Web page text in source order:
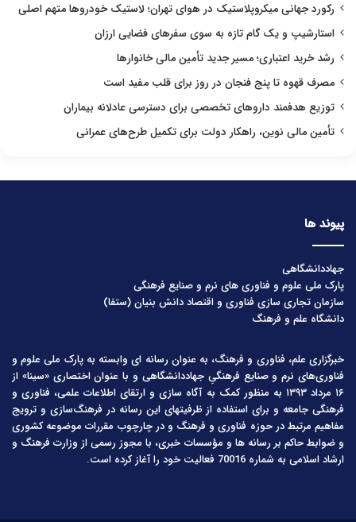
رکورد جهانی میکروپلاستیک در هوای تهران؛ لاستیک خودروها متهم اصلی
استارشیپ و یک گام تازه به سوی سفرهای فضایی ارزان
رشد خرید اعتباری؛ مسیر جدید تأمین مالی خانوارها
مصرف قهوه تا پنج فنجان در روز برای قلب مفید است
توزیع هدفمند داروهای تخصصی برای دسترسی عادلانه بیماران
تأمین مالی نوین، راهکار دولت برای تکمیل طرح‌های عمرانی
پیوند ها
جهاددانشگاهی
پارک ملی علوم و فناوری های نرم و صنایع فرهنگی
سازمان تجاری سازی فناوری و اقتصاد دانش بنیان (ستفا)
دانشگاه علم و فرهنگ
خبرگزاری علم، فناوری و فرهنگ، به عنوان رسانه ای وابسته به پارک ملی علوم و
فناوری‌های نرم و صنایع فرهنگیِ جهاددانشگاهی و با عنوان اختصاری «سینا» از
۱۶ مرداد ۱۳۹۳ به منظور کمک به آگاه سازی و ارتقای اطلاعات علمی، فناوری و
فرهنگی جامعه و برای استفاده از ظرفیتهای این رسانه در فرهنگ‌سازی و ترویج
مفاهیم مرتبط در حوزه فناوری و فرهنگ و در چارچوب مقررات موضوعه کشوری
و ضوابط حاکم بر رسانه ها و مؤسسات خبری، با مجوز رسمی از وزارت فرهنگ و
ارشاد اسلامی به شماره 70016 فعالیت خود را آغاز کرده است.